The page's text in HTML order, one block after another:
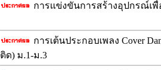
การแข่งขันการสร้างอุปกรณ์เพื่
การเต้นประกอบเพลง Cover
ติด) ม.1-ม.3